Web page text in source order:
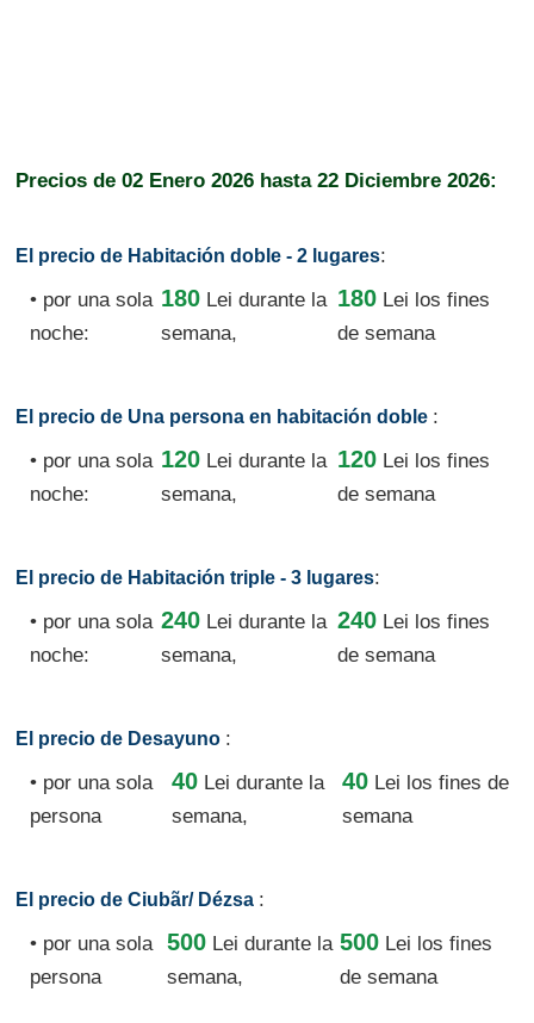
Precios de 02 Enero 2026 hasta 22 Diciembre 2026:
El precio de Habitación doble - 2 lugares:
• por una sola
noche:
180 Lei durante la
semana,
180 Lei los fines
de semana
El precio de Una persona en habitación doble :
• por una sola
noche:
120 Lei durante la
semana,
120 Lei los fines
de semana
El precio de Habitación triple - 3 lugares:
• por una sola
noche:
240 Lei durante la
semana,
240 Lei los fines
de semana
El precio de Desayuno :
• por una sola
persona
40 Lei durante la
semana,
40 Lei los fines de
semana
El precio de Ciubãr/ Dézsa :
• por una sola
persona
500 Lei durante la
semana,
500 Lei los fines
de semana